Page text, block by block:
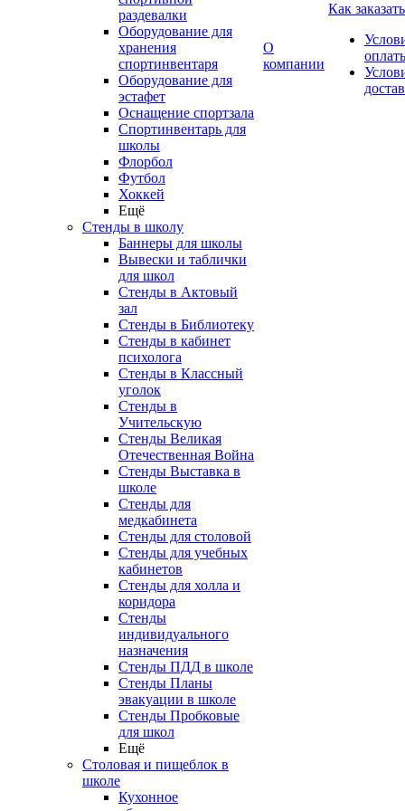
раздевалки
Оборудование для
хранения
спортинвентаря
Оборудование для
эстафет
Оснащение спортзала
Спортинвентарь для
школы
Флорбол
Футбол
Хоккей
Ещё
Стенды в школу
Баннеры для школы
Вывески и таблички
для школ
Стенды в Актовый
зал
Стенды в Библиотеку
Стенды в кабинет
психолога
Стенды в Классный
уголок
Стенды в
Учительскую
Стенды Великая
Отечественная Война
Стенды Выставка в
школе
Стенды для
медкабинета
Стенды для столовой
Стенды для учебных
кабинетов
Стенды для холла и
коридора
Стенды
индивидуального
назначения
Стенды ПДД в школе
Стенды Планы
эвакуации в школе
Стенды Пробковые
для школ
Ещё
Столовая и пищеблок в
школе
Кухонное
О
компании
Как